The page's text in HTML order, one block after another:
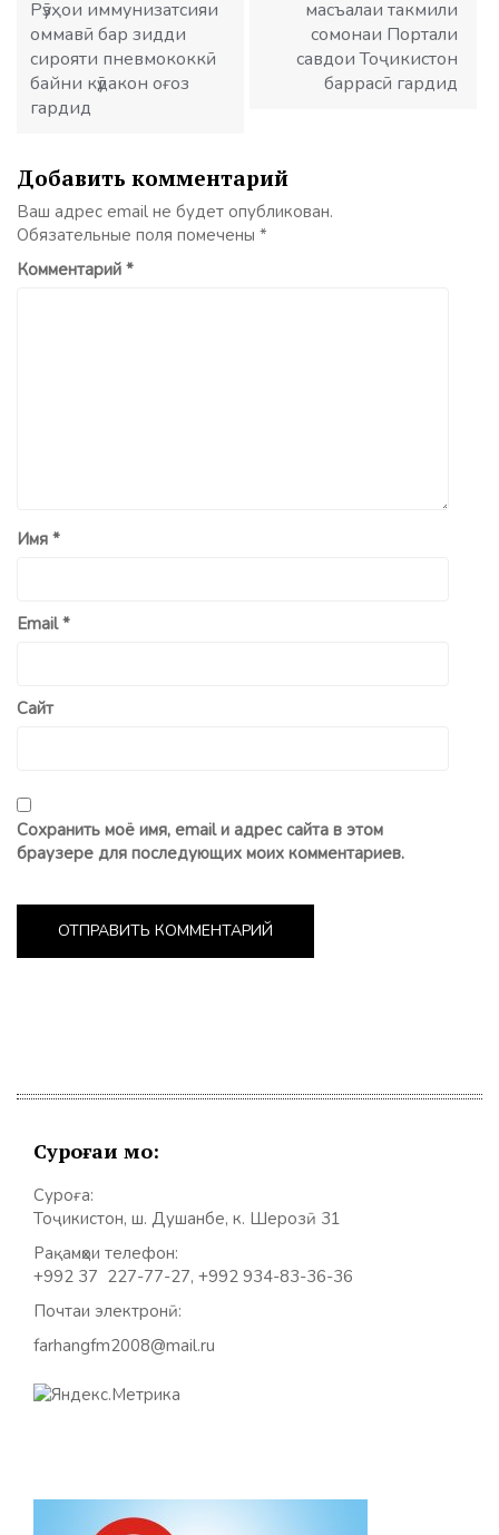
Рӯзҳои иммунизатсияи
оммавӣ бар зидди
сирояти пневмококкӣ
байни кӯдакон оғоз
гардид
масъалаи такмили
сомонаи Портали
савдои Тоҷикистон
баррасӣ гардид
Добавить комментарий
Ваш адрес email не будет опубликован.
Обязательные поля помечены *
Комментарий *
Имя *
Email*
Сайт
Сохранить моё имя, email и адрес сайта в этом
браузере для последующих моих комментариев.
Суроғаи мо:
Суроға:
Тоҷикистон, ш. Душанбе, к. Шерозӣ 31
Рақамҳои телефон:
+992 37 227-77-27, +992 934-83-36-36
Почтаи электронӣ:
farhangfm2008@mail.ru